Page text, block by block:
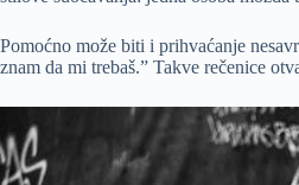
Pomoćno može biti i prihvaćanje
znam da mi trebaš.” Takve rečenice